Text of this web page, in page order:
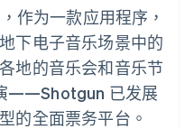
告
管理服
度大会
作为一款应用程序，
下电子音乐场景中的
地的音乐会和音乐节
——Shotgun 已发展
的全面票务平台。